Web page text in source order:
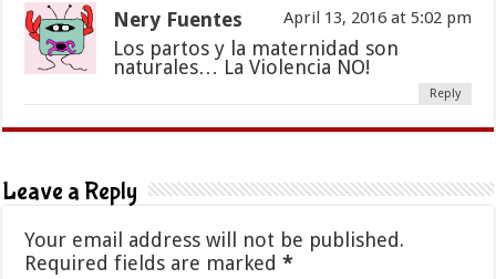
Nery Fuentes April 13, 2016 at 5:02 pm
Los partos y la maternidad son
naturales… La Violencia NO!
Reply
Leave a Reply
Your email address will not be published.
Required fields are marked*